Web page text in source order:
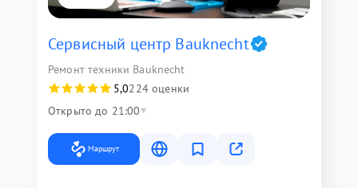
Сервисный центр Bauknecht
Ремонт техники Bauknecht
5,0224 оценки
Открыто до 21:00
Маршрут